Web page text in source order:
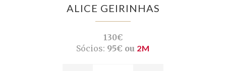
ALICE GEIRINHAS
130€
Sócios: 95€ ou 2M